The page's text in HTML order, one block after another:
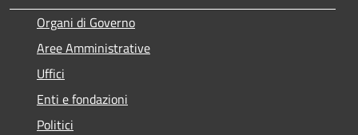
Organi di Governo
Aree Amministrative
Uffici
Enti e fondazioni
Politici